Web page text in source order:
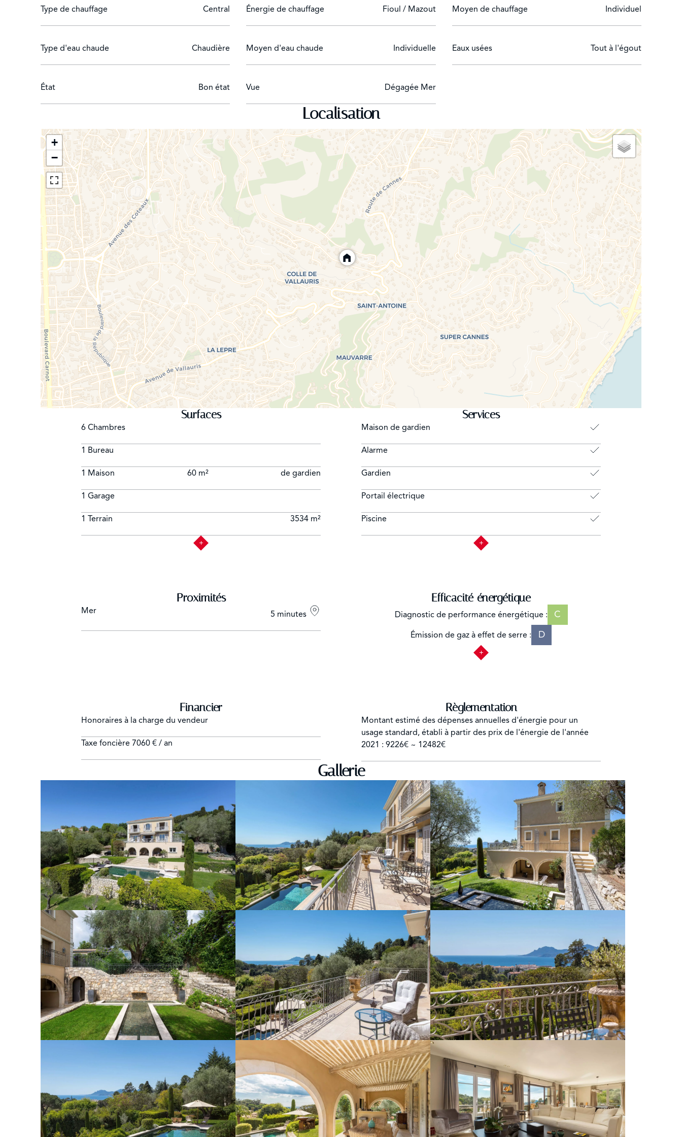
Une maison de gardien, un studio indépendant ainsi que trois garages viennent compléter cette propriété d'exception.
Type de chauffage Central Énergie de chauffage Fioul / Mazout Moyen de chauffage Individuel
Type d'eau chaude Chaudière Moyen d'eau chaude Individuelle Eaux usées Tout à l'égout
État Bon état Vue Dégagée Mer
Localisation
+
−
Surfaces
6 Chambres
1 Bureau
1 Maison 60 m² de gardien
1 Garage
1 Terrain 3534 m²
Services
Maison de gardien
Alarme
Gardien
Portail électrique
Piscine
Proximités
Mer 5 minutes
Efficacité énergétique
Diagnostic de performance énergétique : C
Émission de gaz à effet de serre : D
Financier
Honoraires à la charge du vendeur
Taxe foncière 7060 € / an
Règlementation
Montant estimé des dépenses annuelles d'énergie pour un
usage standard, établi à partir des prix de l'énergie de l'année
2021 : 9226€ ~ 12482€
Gallerie